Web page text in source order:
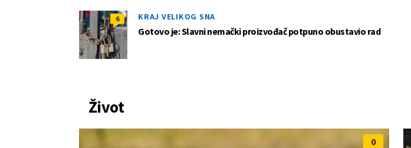
6 KRAJ VELIKOG SNA
Gotovo je: Slavni nemački proizvođač potpuno obustavio rad
Život
0